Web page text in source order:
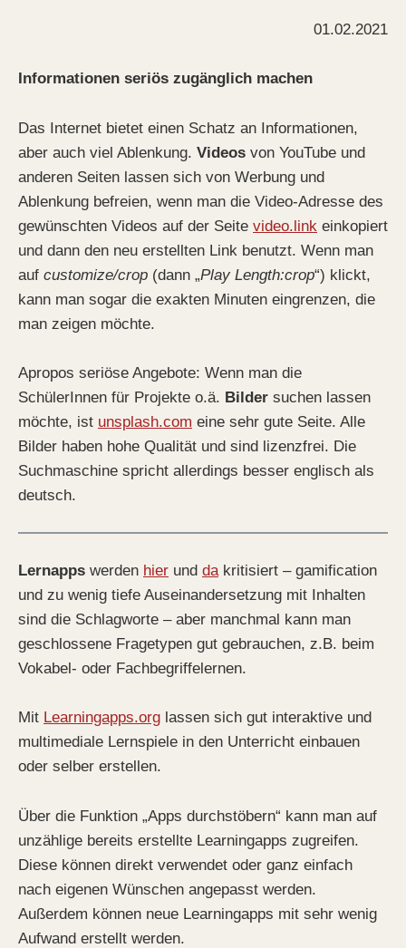
01.02.2021
Informationen seriös zugänglich machen
Das Internet bietet einen Schatz an Informationen,
aber auch viel Ablenkung. Videos von YouTube und
anderen Seiten lassen sich von Werbung und
Ablenkung befreien, wenn man die Video-Adresse des
gewünschten Videos auf der Seite video.link einkopiert
und dann den neu erstellten Link benutzt. Wenn man
auf customize/crop (dann „Play Length:crop“) klickt,
kann man sogar die exakten Minuten eingrenzen, die
man zeigen möchte.
Apropos seriöse Angebote: Wenn man die
SchülerInnen für Projekte o.ä. Bilder suchen lassen
möchte, ist unsplash.com eine sehr gute Seite. Alle
Bilder haben hohe Qualität und sind lizenzfrei. Die
Suchmaschine spricht allerdings besser englisch als
deutsch.
Lernapps werden hier und dakritisiert – gamification
und zu wenig tiefe Auseinandersetzung mit Inhalten
sind die Schlagworte – aber manchmal kann man
geschlossene Fragetypen gut gebrauchen, z.B. beim
Vokabel- oder Fachbegriffelernen.
Mit Learningapps.org lassen sich gut interaktive und
multimediale Lernspiele in den Unterricht einbauen
oder selber erstellen.
Über die Funktion „Apps durchstöbern“ kann man auf
unzählige bereits erstellte Learningapps zugreifen.
Diese können direkt verwendet oder ganz einfach
nach eigenen Wünschen angepasst werden.
Außerdem können neue Learningapps mit sehr wenig
Aufwand erstellt werden.